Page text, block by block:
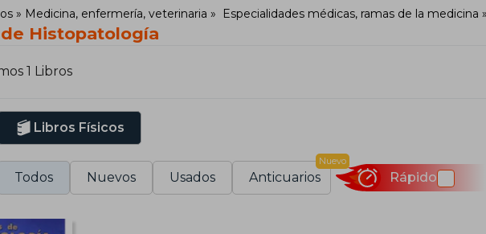
Medicina, enfermería, veterinaria Especialidades médicas, ramas de la medicina
Histopatología
1 Libros
Libros Físicos
Todos Nuevos Usados Anticuarios
Nuevo
Rápido